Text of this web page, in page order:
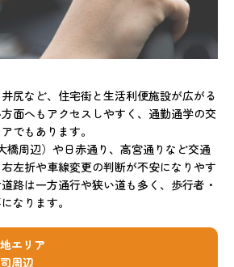
尻など、住宅街と生活利便施設が広がる
面へもアクセスしやすく、通勤通学の交
でもあります。
橋周辺）や日赤通り、高宮通りなど交通
左折や車線変更の判断が不安になりやす
路は一方通行や狭い道も多く、歩行者・
なります。
エリア
周辺